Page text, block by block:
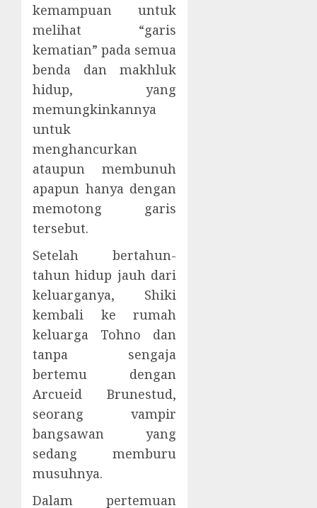
kemampuan untuk
melihat “garis
kematian” pada semua
benda dan makhluk
hidup, yang
memungkinkannya
untuk
menghancurkan
ataupun membunuh
apapun hanya dengan
memotong garis
tersebut.
Setelah bertahun-
tahun hidup jauh dari
keluarganya, Shiki
kembali ke rumah
keluarga Tohno dan
tanpa sengaja
bertemu dengan
Arcueid Brunestud,
seorang vampir
bangsawan yang
sedang memburu
musuhnya.
Dalam pertemuan